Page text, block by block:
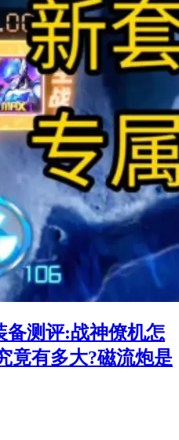
备测评:战神僚机怎
竟有多大?磁流炮是